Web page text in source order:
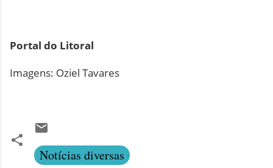
Portal do Litoral
Imagens: Oziel Tavares
Notícias diversas